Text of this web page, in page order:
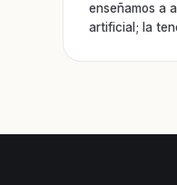
enseñamos a
artificial; la